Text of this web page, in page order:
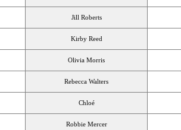
Jill Roberts
Kirby Reed
Olivia Morris
Rebecca Walters
Chloé
Robbie Mercer